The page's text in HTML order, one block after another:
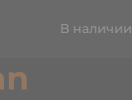
В наличии